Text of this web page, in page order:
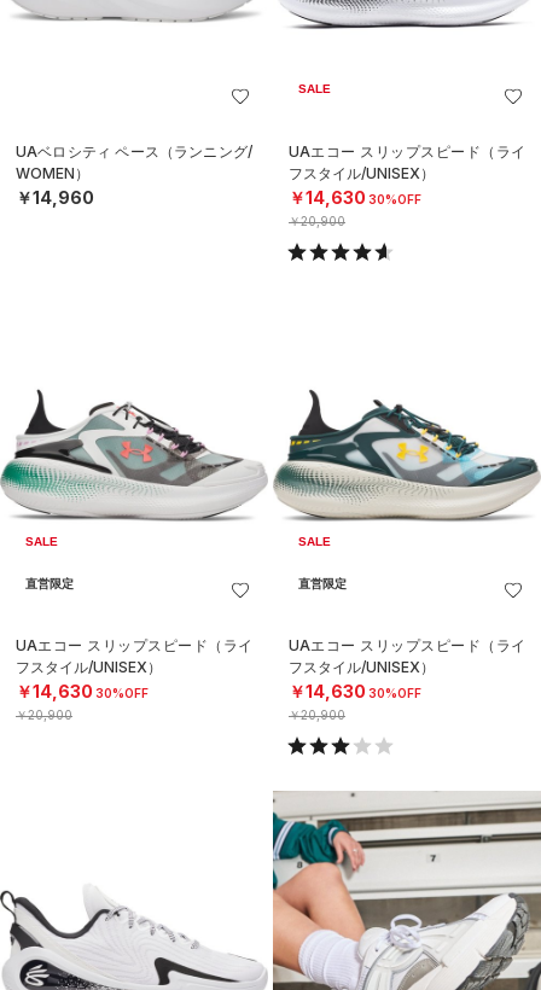
UAベロシティ ペース（ランニング/
WOMEN）
￥14,960
SALE
UAエコー スリップスピード（ライ
フスタイル/UNISEX）
￥14,630 30%OFF
￥20,900
SALE
直営限定
UAエコー スリップスピード（ライ
フスタイル/UNISEX）
￥14,630 30%OFF
￥20,900
SALE
直営限定
UAエコー スリップスピード（ライ
フスタイル/UNISEX）
￥14,630 30%OFF
￥20,900